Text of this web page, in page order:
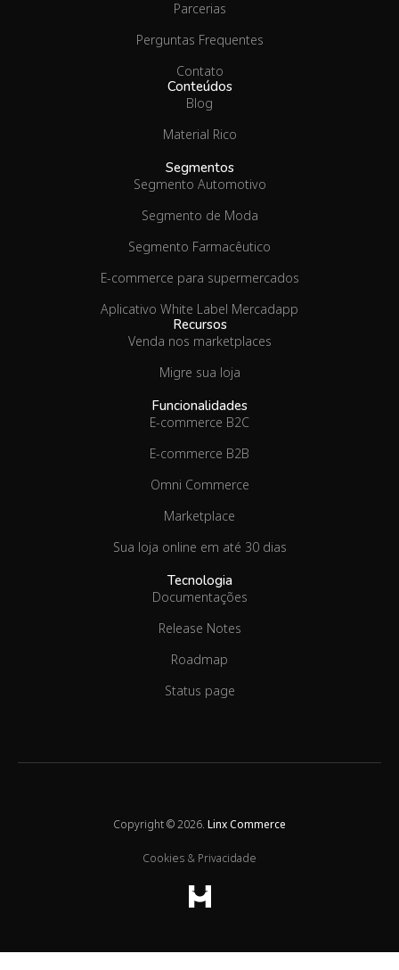
Parcerias
Perguntas Frequentes
Contato
Conteúdos
Blog
Material Rico
Segmentos
Segmento Automotivo
Segmento de Moda
Segmento Farmacêutico
E-commerce para supermercados
Aplicativo White Label Mercadapp
Recursos
Venda nos marketplaces
Migre sua loja
Funcionalidades
E-commerce B2C
E-commerce B2B
Omni Commerce
Marketplace
Sua loja online em até 30 dias
Tecnologia
Documentações
Release Notes
Roadmap
Status page
Copyright © 2026. Linx Commerce
Cookies & Privacidade